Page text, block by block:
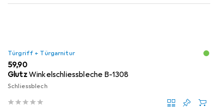
Türgriff + Türgarnitur
EUR
59,90
GlutzWinkelschliessbleche B-1308
Schliessblech